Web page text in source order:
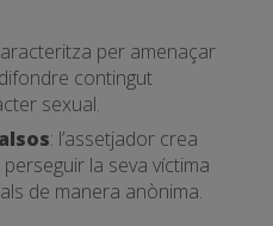
per amenaçar
contingut
sexual.
: l’assetjador crea
la seva víctima
de manera anònima.